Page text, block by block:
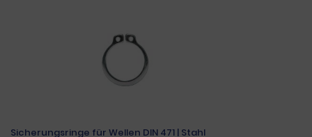
Sicherungsringe für Wellen DIN 471 | Stahl